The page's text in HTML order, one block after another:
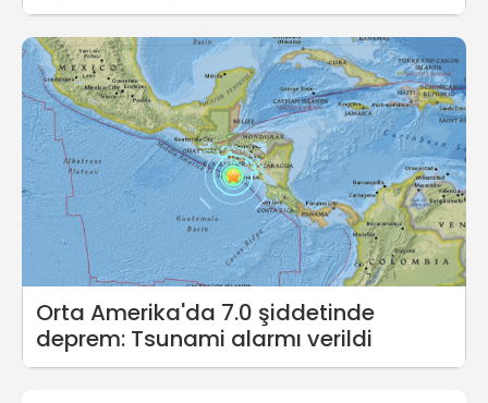
Orta Amerika'da 7.0 şiddetinde
deprem: Tsunami alarmı verildi